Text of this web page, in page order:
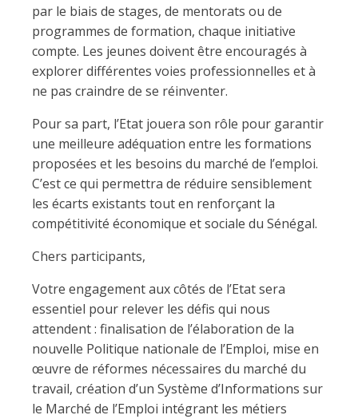
par le biais de stages, de mentorats ou de
programmes de formation, chaque initiative
compte. Les jeunes doivent être encouragés à
explorer différentes voies professionnelles et à
ne pas craindre de se réinventer.
Pour sa part, l’Etat jouera son rôle pour garantir
une meilleure adéquation entre les formations
proposées et les besoins du marché de l’emploi.
C’est ce qui permettra de réduire sensiblement
les écarts existants tout en renforçant la
compétitivité économique et sociale du Sénégal.
Chers participants,
Votre engagement aux côtés de l’Etat sera
essentiel pour relever les défis qui nous
attendent : finalisation de l’élaboration de la
nouvelle Politique nationale de l’Emploi, mise en
œuvre de réformes nécessaires du marché du
travail, création d’un Système d’Informations sur
le Marché de l’Emploi intégrant les métiers